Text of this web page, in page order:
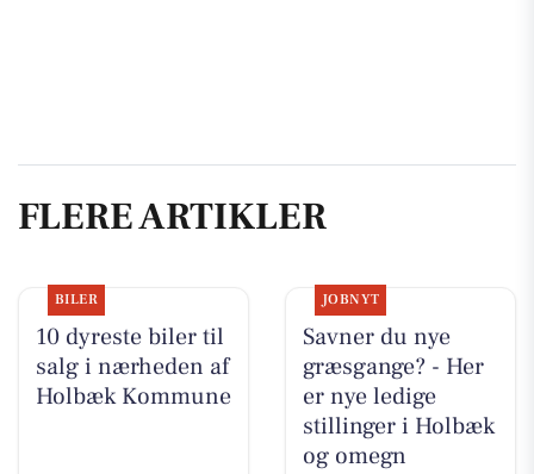
FLERE ARTIKLER
BILER
10 dyreste biler til
salg i nærheden af
Holbæk Kommune
JOBNYT
Savner du nye
græsgange? - Her
er nye ledige
stillinger i Holbæk
og omegn